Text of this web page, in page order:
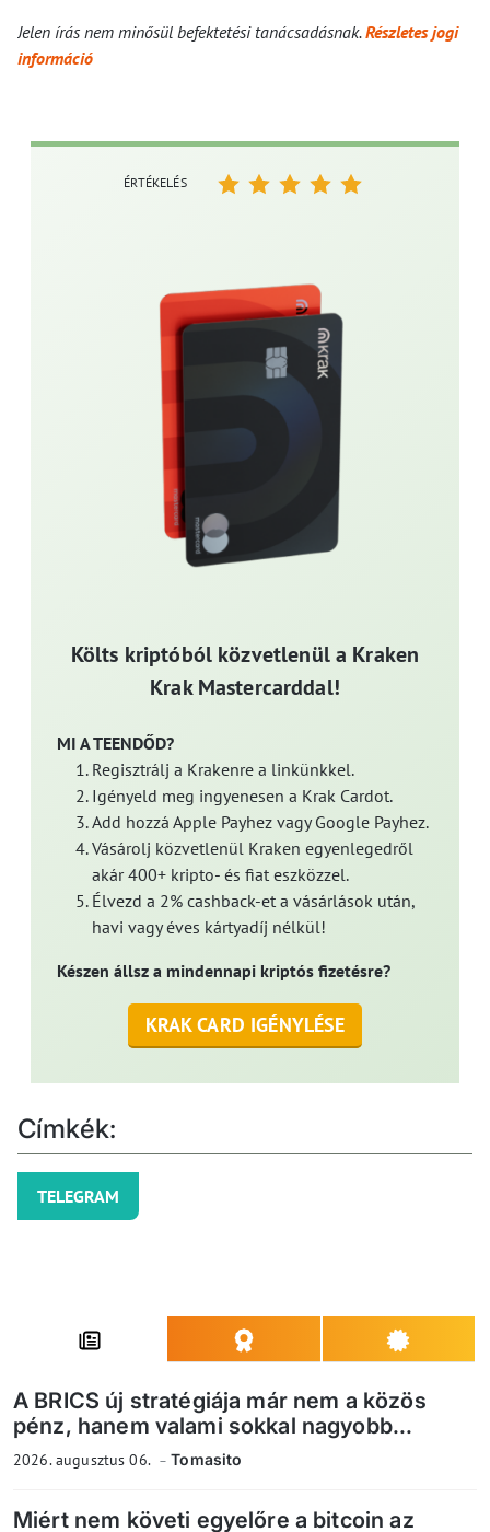
Jelen írás nem minősül befektetési tanácsadásnak.Részletes jogi
információ
Költs kriptóból közvetlenül a Kraken
Krak Mastercarddal!
MI A TEENDŐD?
Regisztrálj a Krakenre a linkünkkel.
Igényeld meg ingyenesen a Krak Cardot.
Add hozzá Apple Payhez vagy Google Payhez.
Vásárolj közvetlenül Kraken egyenlegedről
akár 400+ kripto- és fiat eszközzel.
Élvezd a 2% cashback-et a vásárlások után,
havi vagy éves kártyadíj nélkül!
Készen állsz a mindennapi kriptós fizetésre?
KRAK CARD IGÉNYLÉSE
ÉRTÉKELÉS
Címkék:
TELEGRAM
A BRICS új stratégiája már nem a közös
pénz, hanem valami sokkal nagyobb...
2026. augusztus 06. Tomasito
Miért nem követi egyelőre a bitcoin az